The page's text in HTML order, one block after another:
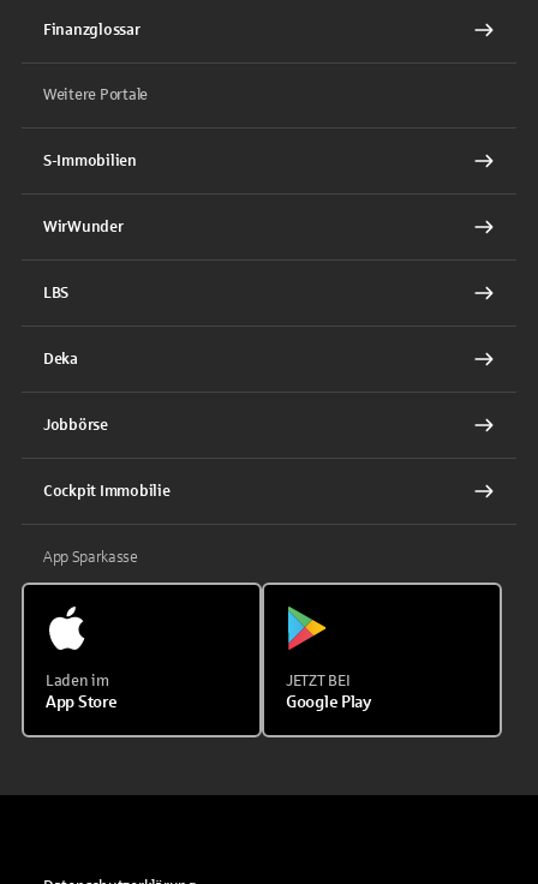
Finanzglossar
Weitere Portale
S-Immobilien
WirWunder
LBS
Deka
Jobbörse
Cockpit Immobilie
App Sparkasse
Laden im
App Store
JETZT BEI
Google Play